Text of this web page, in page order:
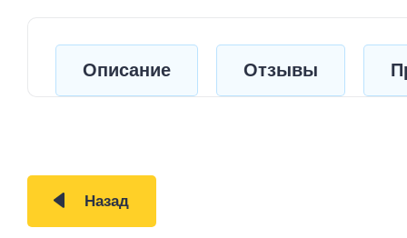
Описание Отзывы
Назад